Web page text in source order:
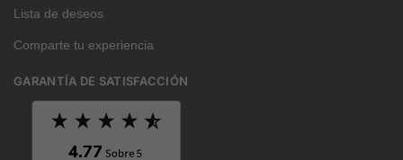
Lista de deseos
Comparte tu experiencia
GARANTÍA DE SATISFACCIÓN